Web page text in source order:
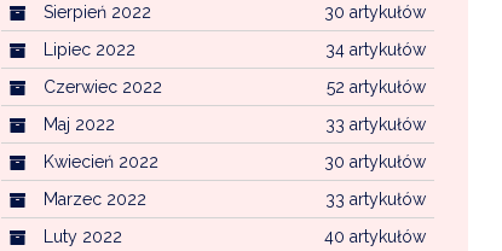
30 artykułów
Sierpień 2022
34 artykułów
Lipiec 2022
52 artykułów
Czerwiec 2022
33 artykułów
Maj 2022
30 artykułów
Kwiecień 2022
33 artykułów
Marzec 2022
40 artykułów
Luty 2022